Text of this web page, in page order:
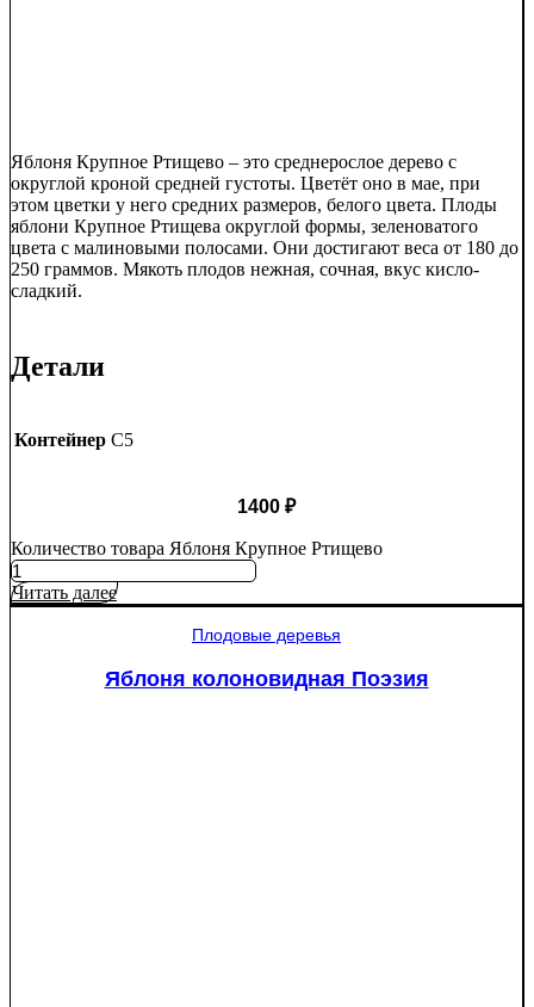
Яблоня Крупное Ртищево – это среднерослое дерево с
округлой кроной средней густоты. Цветёт оно в мае, при
этом цветки у него средних размеров, белого цвета. Плоды
яблони Крупное Ртищева округлой формы, зеленоватого
цвета с малиновыми полосами. Они достигают веса от 180 до
250 граммов. Мякоть плодов нежная, сочная, вкус кисло-
сладкий.
Детали
Контейнер C5
1400 ₽
Количество товара Яблоня Крупное Ртищево
Читать далее
Плодовые деревья
Яблоня колоновидная Поэзия